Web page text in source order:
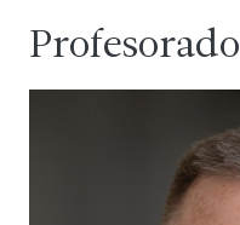
Profesorado